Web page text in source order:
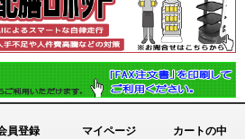
員登録 マイページ カートの中